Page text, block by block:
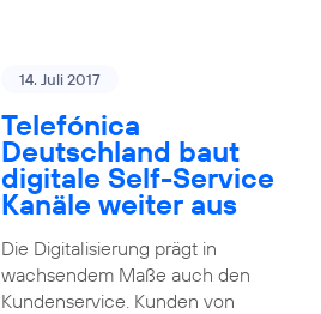
14. Juli 2017
Telefónica
Deutschland baut
digitale Self-Service
Kanäle weiter aus
Die Digitalisierung prägt in
wachsendem Maße auch den
Kundenservice. Kunden von